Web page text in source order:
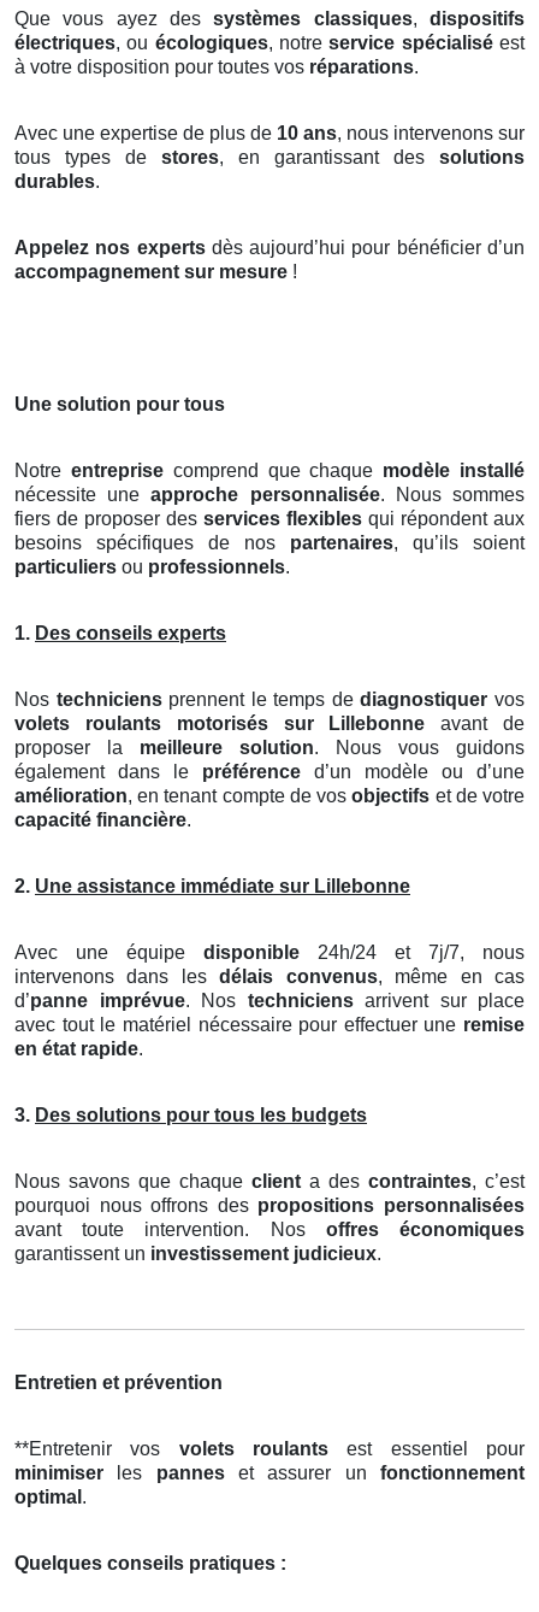
Que vous ayez dessystèmes classiques,dispositifs
électriques, ou écologiques, notreservice spécialiséest
à votre disposition pour toutes vos réparations.
Avec une expertise de plus de 10 ans, nous intervenons sur
tous types de stores, en garantissant des solutions
durables.
Appelez nos expertsdès aujourd’hui pour bénéficier d’un
accompagnement sur mesure !
Une solution pour tous
Notre entreprisecomprend que chaque modèle installé
nécessite uneapproche personnalisée. Nous sommes
fiers de proposer des services flexibles qui répondent aux
besoins spécifiques de nos partenaires, qu’ils soient
particuliers ou professionnels.
1. Des conseils experts
Nos techniciensprennent le temps dediagnostiquer vos
volets roulants motorisés
sur Lillebonneavant de
proposer la meilleure solution. Nous vous guidons
également dans le préférence d’un modèle ou d’une
amélioration, en tenant compte de vosobjectifs et de votre
capacité financière.
2. Une assistance immédiate sur Lillebonne
Avec une équipe disponible 24h/24 et 7j/7, nous
intervenons dans lesdélais convenus, même en cas
d’panne imprévue. Nos techniciensarrivent sur place
avec tout le matériel nécessaire pour effectuer une remise
en état rapide.
3. Des solutions pour tous les budgets
Nous savons que chaque client a des contraintes, c’est
pourquoi nous offrons des propositions personnalisées
avant toute intervention. Nos offres économiques
garantissent un investissement judicieux.
Entretien et prévention
**Entretenir vos volets roulants est essentiel pour
minimiser les panneset assurer unfonctionnement
optimal .
Quelques conseils pratiques :